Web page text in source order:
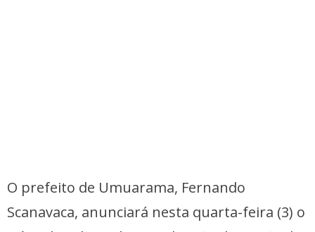
O prefeito de Umuarama, Fernando
Scanavaca, anunciará nesta quarta-feira (3) o